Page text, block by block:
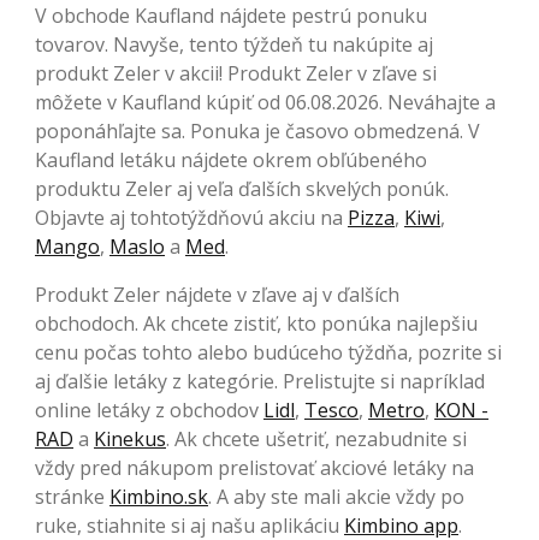
V obchode Kaufland nájdete pestrú ponuku
tovarov. Navyše, tento týždeň tu nakúpite aj
produkt Zeler v akcii! Produkt Zeler v zľave si
môžete v Kaufland kúpiť od 06.08.2026. Neváhajte a
poponáhľajte sa. Ponuka je časovo obmedzená. V
Kaufland letáku nájdete okrem obľúbeného
produktu Zeler aj veľa ďalších skvelých ponúk.
Objavte aj tohtotýždňovú akciu na Pizza, Kiwi,
Mango, Maslo a Med.
Produkt Zeler nájdete v zľave aj v ďalších
obchodoch. Ak chcete zistiť, kto ponúka najlepšiu
cenu počas tohto alebo budúceho týždňa, pozrite si
aj ďalšie letáky z kategórie. Prelistujte si napríklad
online letáky z obchodov Lidl, Tesco, Metro, KON -
RAD a Kinekus. Ak chcete ušetriť, nezabudnite si
vždy pred nákupom prelistovať akciové letáky na
stránke Kimbino.sk. A aby ste mali akcie vždy po
ruke, stiahnite si aj našu aplikáciu Kimbino app.